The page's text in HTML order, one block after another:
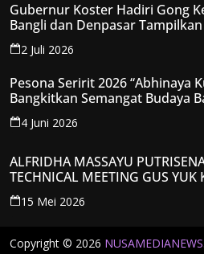
Gubernur Koster Hadiri Gong
Bangli dan Denpasar
Spiritual
2 Juli 2026
Pesona Seririt 2026 “Abhinaya
Bangkitkan Semangat Budaya
4 Juni 2026
ALFRIDHA MASSAYU
TECHNICAL MEETING GUS YUK
KANTONGI NOMOR PESERTA
15 Mei 2026
Copyright © 2026 NUSAMEDIANEWS